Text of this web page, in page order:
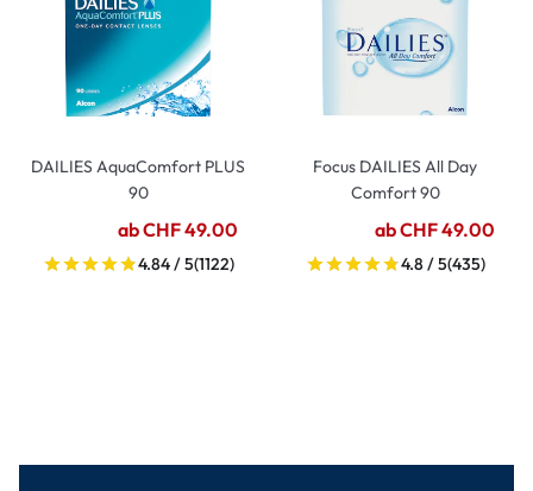
DAILIES AquaComfort PLUS
90
ab CHF 49.00
4.84 / 5(1122)
Focus DAILIES All Day
Comfort 90
ab CHF 49.00
4.8 / 5(435)